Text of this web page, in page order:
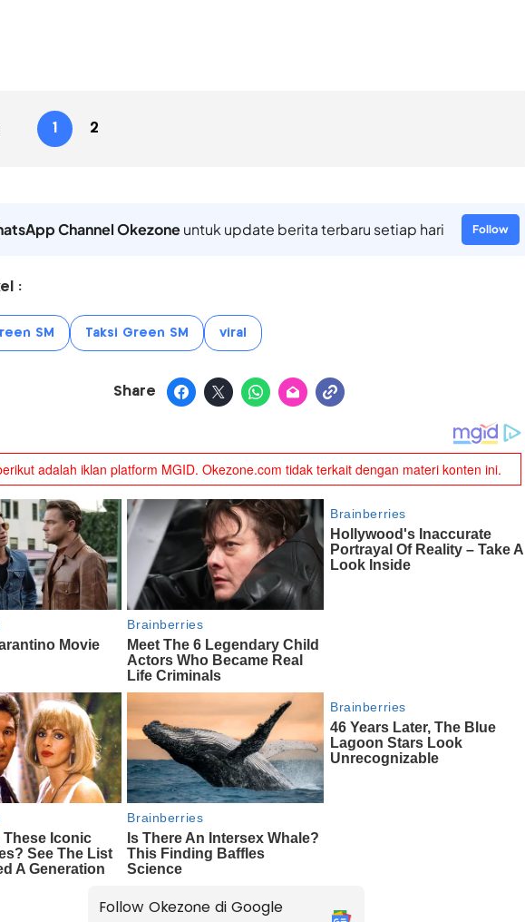
1 2
Channel Okezoneuntuk update berita terbaru setiap hari Follow
:
SM Taksi Green SM viral
Share
Follow Okezone di Google